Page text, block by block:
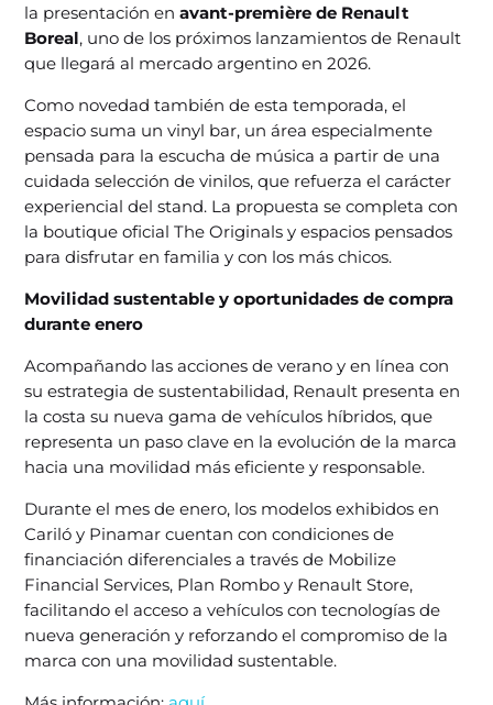
la presentación enavant-première de Renault
Boreal, uno de los próximos lanzamientos de Renault
que llegará al mercado argentino en 2026.
Como novedad también de esta temporada, el
espacio suma un vinyl bar, un área especialmente
pensada para la escucha de música a partir de una
cuidada selección de vinilos, que refuerza el carácter
experiencial del stand. La propuesta se completa con
la boutique oficial The Originals y espacios pensados
para disfrutar en familia y con los más chicos.
Movilidad sustentable y oportunidades de compra
durante enero
Acompañando las acciones de verano y en línea con
su estrategia de sustentabilidad, Renault presenta en
la costa su nueva gama de vehículos híbridos, que
representa un paso clave en la evolución de la marca
hacia una movilidad más eficiente y responsable.
Durante el mes de enero, los modelos exhibidos en
Cariló y Pinamar cuentan con condiciones de
financiación diferenciales a través de Mobilize
Financial Services, Plan Rombo y Renault Store,
facilitando el acceso a vehículos con tecnologías de
nueva generación y reforzando el compromiso de la
marca con una movilidad sustentable.